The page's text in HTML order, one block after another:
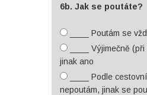
6b. Jak se poutáte?
____ Poutám se
____ Výjimečně
jinak ano
____ Podle
nepoutám, jinak se